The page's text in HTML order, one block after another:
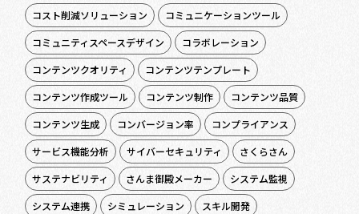
コスト削減ソリューション
コミュニケーションツール
コミュニティスペースデザイン
コラボレーション
コンテンツクオリティ
コンテンツテンプレート
コンテンツ作成ツール
コンテンツ制作
コンテンツ品質
コンテンツ生成
コンバージョン率
コンプライアンス
サービス機能分析
サイバーセキュリティ
さくらさん
サステナビリティ
さんま御殿メーカー
システム監視
システム連携
シミュレーション スキル開発